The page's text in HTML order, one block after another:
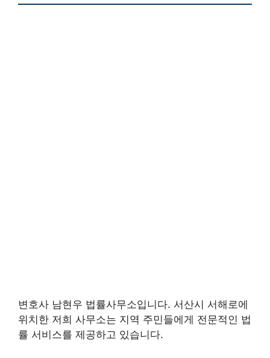
변호사 남현우 법률사무소입니다. 서산시 서해로에
위치한 저희 사무소는 지역 주민들에게 전문적인 법
률 서비스를 제공하고 있습니다.